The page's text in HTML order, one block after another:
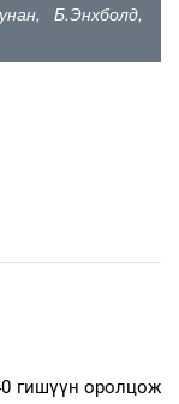
Б.Энхболд,
гишүүн оролцож